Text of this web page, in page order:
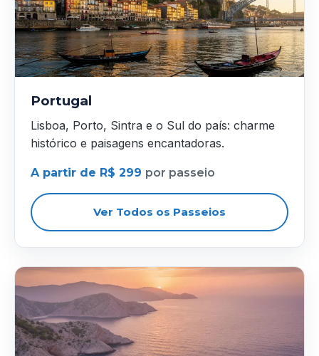
Portugal
Lisboa, Porto, Sintra e o Sul do país: charme
histórico e paisagens encantadoras.
A partir de R$ 299 por passeio
Ver Todos os Passeios